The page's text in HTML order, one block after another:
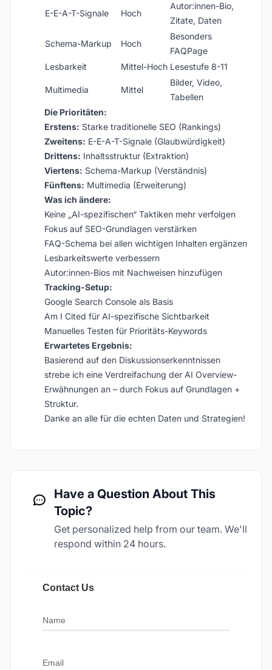
E-E-A-T-Signale Hoch
Autor:innen-Bio,
Zitate, Daten
Schema-Markup Hoch
Besonders
FAQPage
Lesbarkeit
Mittel-Hoch Lesestufe 8-11
Multimedia Mittel
Bilder, Video,
Tabellen
Die Prioritäten:
Erstens: Starke traditionelle SEO (Rankings)
Zweitens: E-E-A-T-Signale (Glaubwürdigkeit)
Drittens: Inhaltsstruktur (Extraktion)
Viertens: Schema-Markup (Verständnis)
Fünftens: Multimedia (Erweiterung)
Was ich ändere:
Keine „AI-spezifischen“ Taktiken mehr verfolgen
Fokus auf SEO-Grundlagen verstärken
FAQ-Schema bei allen wichtigen Inhalten ergänzen
Lesbarkeitswerte verbessern
Autor:innen-Bios mit Nachweisen hinzufügen
Tracking-Setup:
Google Search Console als Basis
Am I Cited für AI-spezifische Sichtbarkeit
Manuelles Testen für Prioritäts-Keywords
Erwartetes Ergebnis:
Basierend auf den Diskussionserkenntnissen
strebe ich eine Verdreifachung der AI Overview-
Erwähnungen an – durch Fokus auf Grundlagen +
Struktur.
Danke an alle für die echten Daten und Strategien!
Have a Question About This
Topic?
Get personalized help from our team. We'll
respond within 24 hours.